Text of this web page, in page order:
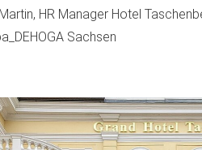
HR Manager Hotel
Sachsen